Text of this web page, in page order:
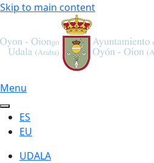
Skip to main content
Menu
ES
EU
UDALA